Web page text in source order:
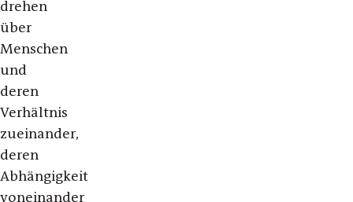
drehen
über
Menschen
und
deren
Verhältnis
zueinander,
deren
Abhängigkeit
voneinander